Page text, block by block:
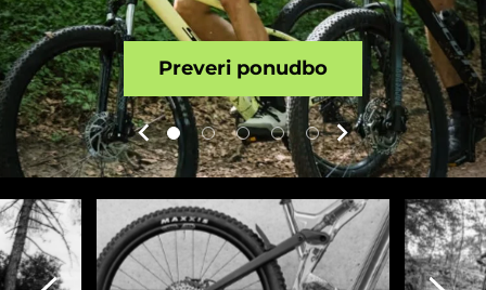
Preveri ponudbo